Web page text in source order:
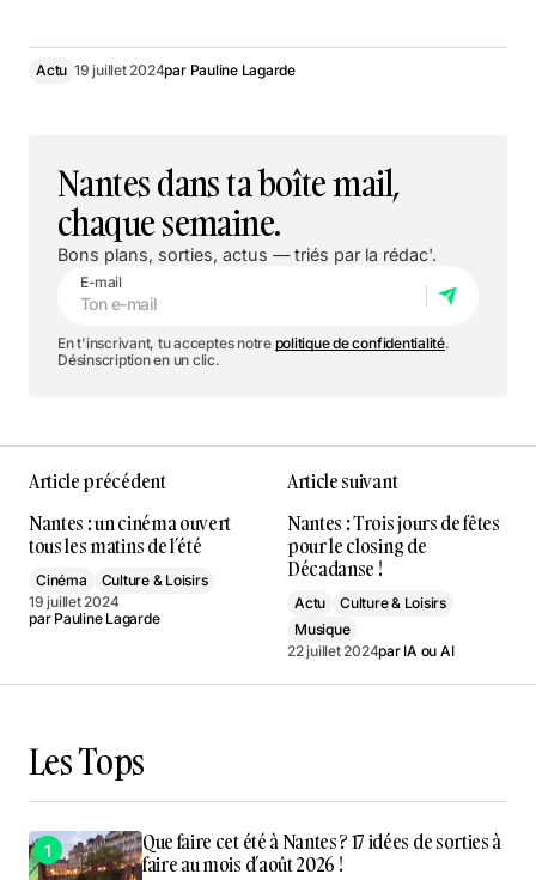
Actu 19 juillet 2024par Pauline Lagarde
Nantes dans ta boîte mail,
chaque semaine.
Bons plans, sorties, actus — triés par la rédac'.
E-mail
En t'inscrivant, tu acceptes notre politique de confidentialité.
Désinscription en un clic.
Article précédent
Nantes : un cinéma ouvert
tous les matins de l’été
Cinéma
Culture & Loisirs
19 juillet 2024
par Pauline Lagarde
Article suivant
Nantes : Trois jours de fêtes
pour le closing de
Décadanse !
Actu
Culture & Loisirs
Musique
22 juillet 2024par IA ou AI
Les Tops
Que faire cet été à Nantes ? 17 idées de sorties à
faire au mois d’août 2026 !